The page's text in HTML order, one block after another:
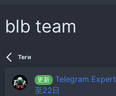
blb team
Теги
更新
Telegram
至22日